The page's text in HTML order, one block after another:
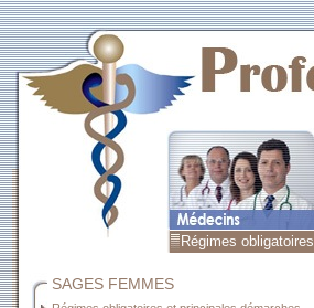
Régimes obligatoires
SAGES FEMMES